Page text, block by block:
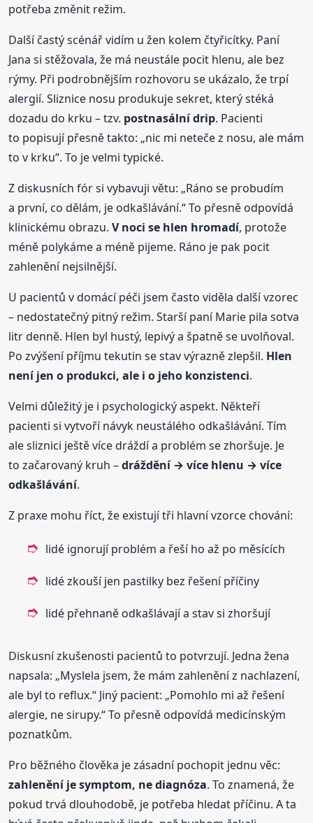
potřeba změnit režim.
Další častý scénář vidím u žen kolem čtyřicítky. Paní
Jana si stěžovala, že má neustále pocit hlenu, ale bez
rýmy. Při podrobnějším rozhovoru se ukázalo, že trpí
alergií. Sliznice nosu produkuje sekret, který stéká
dozadu do krku – tzv. postnasální drip. Pacienti
to popisují přesně takto: „nic mi neteče z nosu, ale mám
to v krku“. To je velmi typické.
Z diskusních fór si vybavuji větu: „Ráno se probudím
a první, co dělám, je odkašlávání.“ To přesně odpovídá
klinickému obrazu.V noci se hlen hromadí, protože
méně polykáme a méně pijeme. Ráno je pak pocit
zahlenění nejsilnější.
U pacientů v domácí péči jsem často viděla další vzorec
– nedostatečný pitný režim. Starší paní Marie pila sotva
litr denně. Hlen byl hustý, lepivý a špatně se uvolňoval.
Po zvýšení příjmu tekutin se stav výrazně zlepšil. Hlen
není jen o produkci, ale i o jeho konzistenci.
Velmi důležitý je i psychologický aspekt. Někteří
pacienti si vytvoří návyk neustálého odkašlávání. Tím
ale sliznici ještě více dráždí a problém se zhoršuje. Je
to začarovaný kruh –dráždění → více hlenu → více
odkašlávání.
Z praxe mohu říct, že existují tři hlavní vzorce chování:
lidé ignorují problém a řeší ho až po měsících
lidé zkouší jen pastilky bez řešení příčiny
lidé přehnaně odkašlávají a stav si zhoršují
Diskusní zkušenosti pacientů to potvrzují. Jedna žena
napsala: „Myslela jsem, že mám zahlenění z nachlazení,
ale byl to reflux.“ Jiný pacient: „Pomohlo mi až řešení
alergie, ne sirupy.“ To přesně odpovídá medicínským
poznatkům.
Pro běžného člověka je zásadní pochopit jednu věc:
zahlenění je symptom, ne diagnóza. To znamená, že
pokud trvá dlouhodobě, je potřeba hledat příčinu. A ta